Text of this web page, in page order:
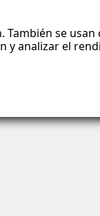
se
y analizar el